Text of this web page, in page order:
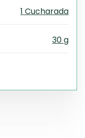
1 Cucharada
30 g